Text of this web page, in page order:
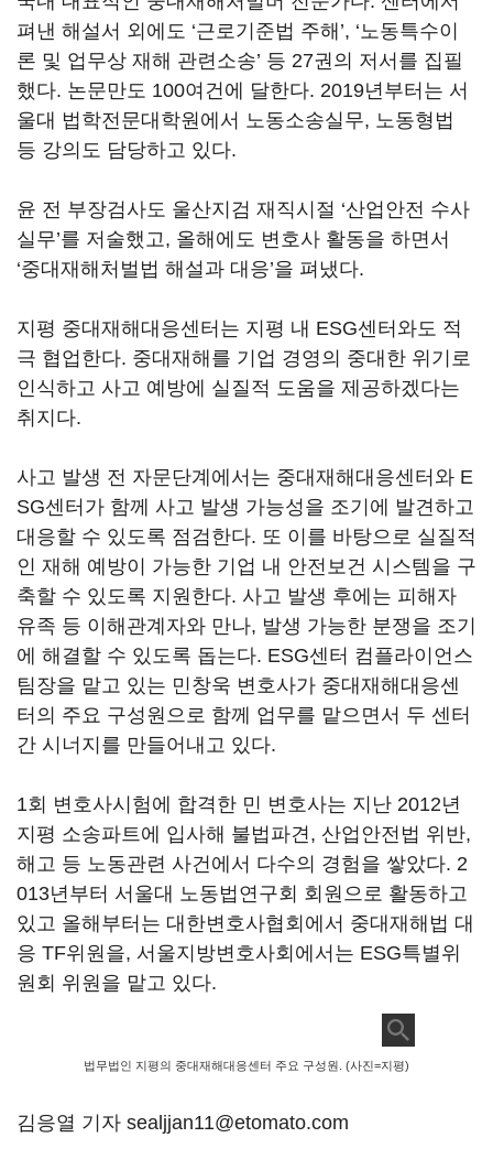
펴낸 해설서 외에도 ‘근로기준법 주해’, ‘노동특수이
론 및 업무상 재해 관련소송’ 등 27권의 저서를 집필
했다. 논문만도 100여건에 달한다. 2019년부터는 서
울대 법학전문대학원에서 노동소송실무, 노동형법
등 강의도 담당하고 있다.
윤 전 부장검사도 울산지검 재직시절 ‘산업안전 수사
실무’를 저술했고, 올해에도 변호사 활동을 하면서
‘중대재해처벌법 해설과 대응’을 펴냈다.
지평 중대재해대응센터는 지평 내 ESG센터와도 적
극 협업한다. 중대재해를 기업 경영의 중대한 위기로
인식하고 사고 예방에 실질적 도움을 제공하겠다는
취지다.
사고 발생 전 자문단계에서는 중대재해대응센터와 E
SG센터가 함께 사고 발생 가능성을 조기에 발견하고
대응할 수 있도록 점검한다. 또 이를 바탕으로 실질적
인 재해 예방이 가능한 기업 내 안전보건 시스템을 구
축할 수 있도록 지원한다. 사고 발생 후에는 피해자
유족 등 이해관계자와 만나, 발생 가능한 분쟁을 조기
에 해결할 수 있도록 돕는다. ESG센터 컴플라이언스
팀장을 맡고 있는 민창욱 변호사가 중대재해대응센
터의 주요 구성원으로 함께 업무를 맡으면서 두 센터
간 시너지를 만들어내고 있다.
1회 변호사시험에 합격한 민 변호사는 지난 2012년
지평 소송파트에 입사해 불법파견, 산업안전법 위반,
해고 등 노동관련 사건에서 다수의 경험을 쌓았다. 2
013년부터 서울대 노동법연구회 회원으로 활동하고
있고 올해부터는 대한변호사협회에서 중대재해법 대
응 TF위원을, 서울지방변호사회에서는 ESG특별위
원회 위원을 맡고 있다.
법무법인 지평의 중대재해대응센터 주요 구성원. (사진=지평)
김응열 기자 sealjjan11@etomato.com